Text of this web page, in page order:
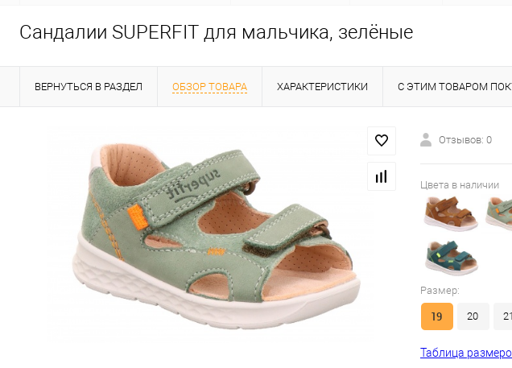
Сандалии SUPERFIT для мальчика, зелёные
ВЕРНУТЬСЯ В РАЗДЕЛ ОБЗОР ТОВАРА ХАРАКТЕРИСТИКИ С ЭТИМ ТОВАРОМ
Отзывов: 0
Цвета в наличии
Размер:
19 20 21
Таблица